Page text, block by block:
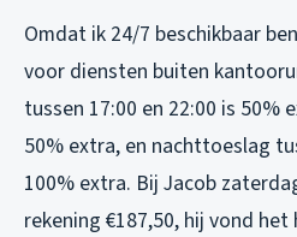
Omdat ik 24/7 beschikbaar
voor diensten buiten
tussen 17:00 en 22:00 is 50%
50% extra, en nachttoeslag
100% extra. Bij Jacob
rekening €187,50, hij vond